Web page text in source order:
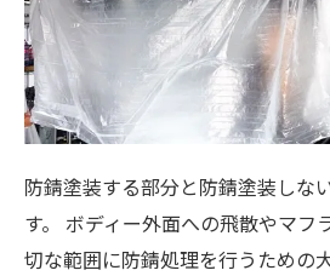
防錆塗装する部分と防錆塗装しな
す。 ボディー外面への飛散やマフ
切な範囲に防錆処理を行うための